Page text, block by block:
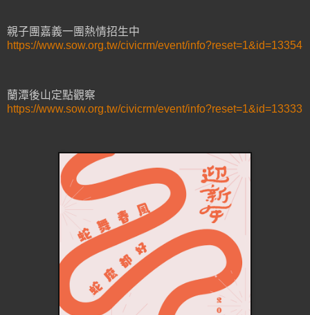
親子團嘉義一團熱情招生中
https://www.sow.org.tw/civicrm/event/info?reset=1&id=13354
蘭潭後山定點觀察
https://www.sow.org.tw/civicrm/event/info?reset=1&id=13333